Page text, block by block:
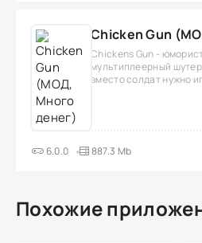
Chicken Gun
Chickens Gun -
мультиплеерный
вместо солдат нужно
6.0.0 887.3 Mb
Похожие